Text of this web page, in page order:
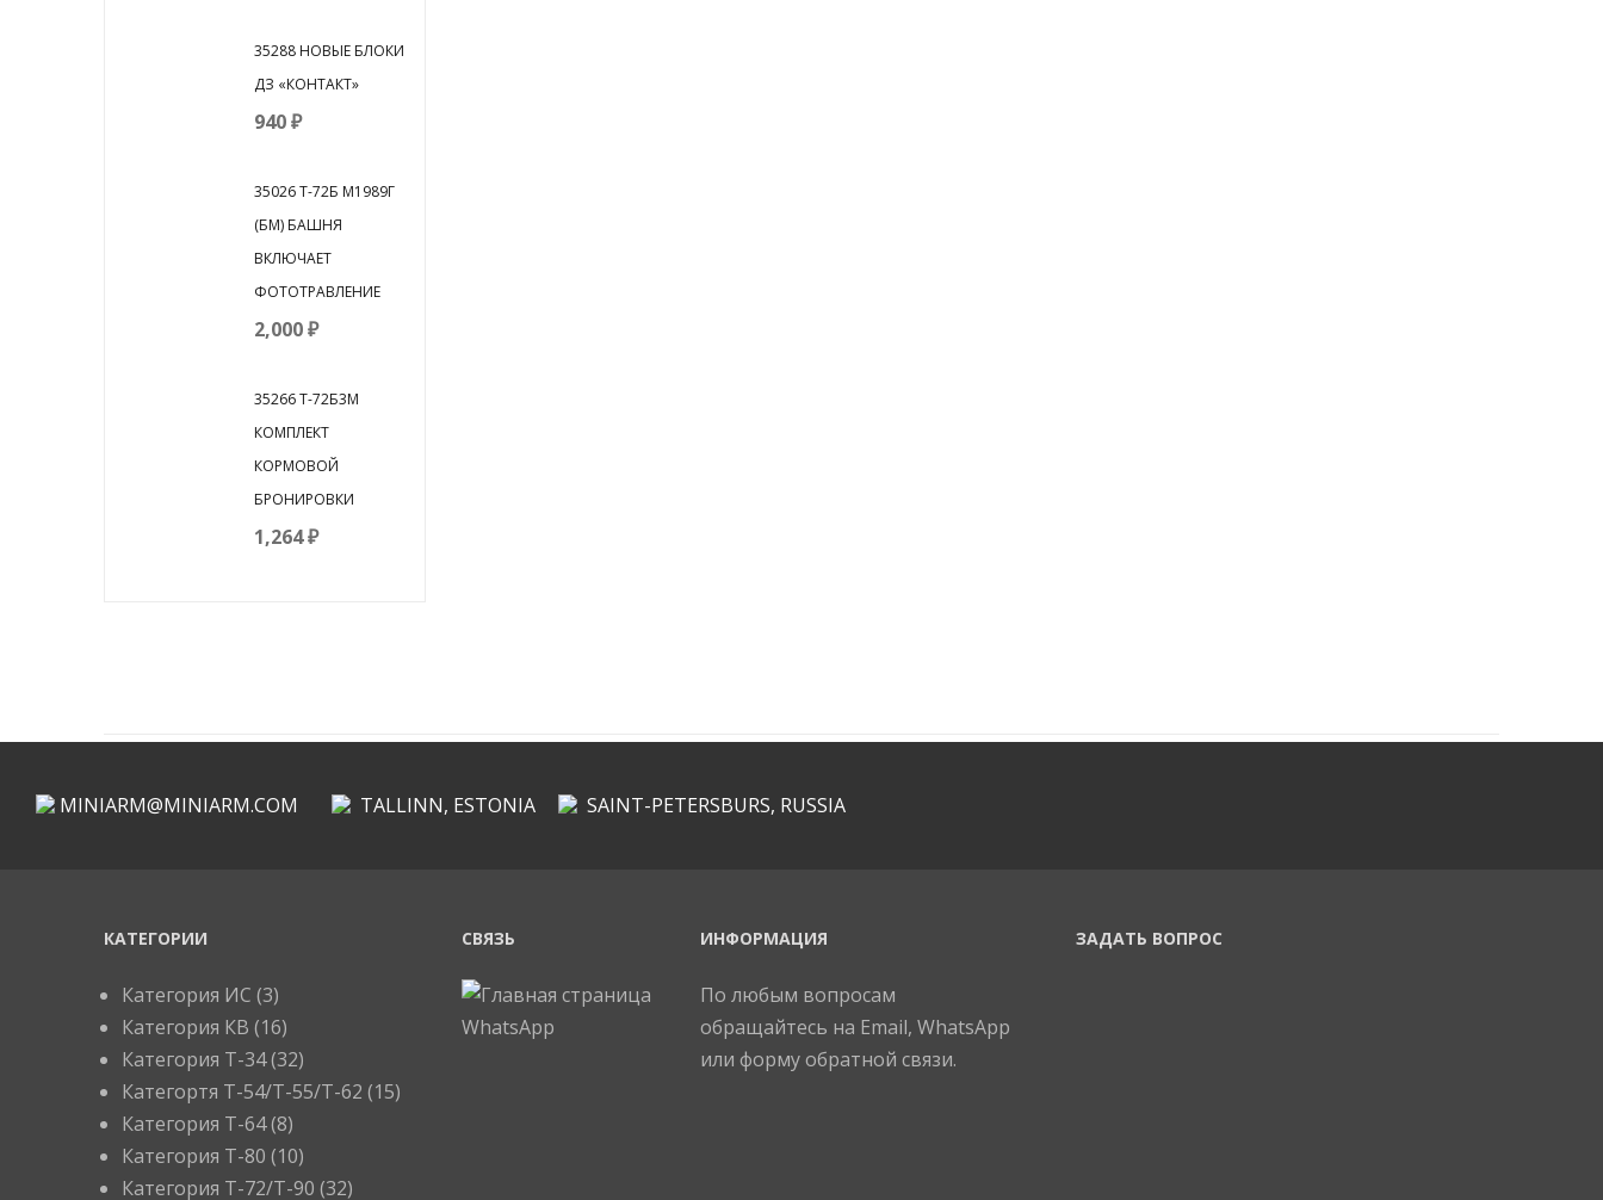
35288 НОВЫЕ БЛОКИ
ДЗ «КОНТАКТ»
940₽
35026 T-72Б М1989Г
(БМ) БАШНЯ
ВКЛЮЧАЕТ
ФОТОТРАВЛЕНИЕ
2,000₽
35266 Т-72Б3М
КОМПЛЕКТ
КОРМОВОЙ
БРОНИРОВКИ
1,264₽
MINIARM@MINIARM.COM TALLINN, ESTONIA SAINT-PETERSBURS, RUSSIA
КАТЕГОРИИ
Категория ИС (3)
Категория КВ (16)
Категория Т-34(32)
Категортя Т-54/Т-55/Т-62 (15)
Категория T-64(8)
Категория T-80 (10)
Категория T-72/T-90 (32)
СВЯЗЬ ИНФОРМАЦИЯ
По любым вопросам
обращайтесь на Email, WhatsApp
или форму обратной связи.
ЗАДАТЬ ВОПРОС